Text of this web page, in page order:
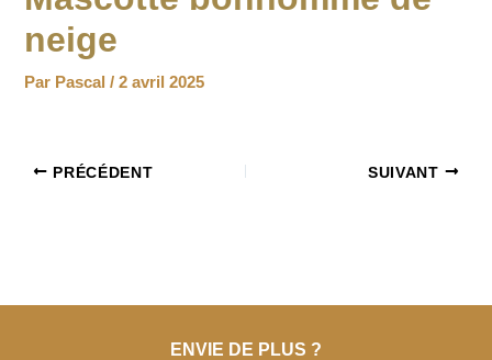
neige
Par Pascal/2 avril 2025
PRÉCÉDENT SUIVANT
ENVIE DE PLUS ?